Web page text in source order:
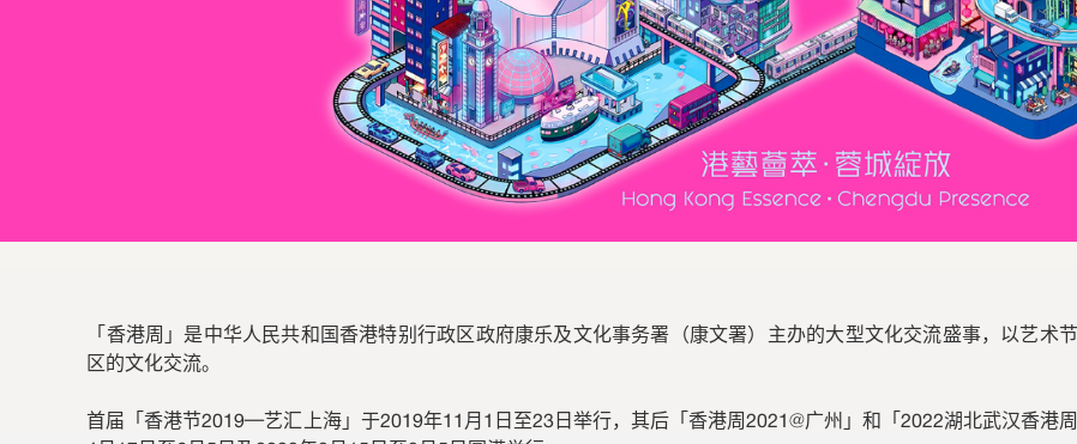
私隐政
「香港周」是中华人民共和国香港特别行政区政府康乐及文化事务署（康文署）主办的大型文化交流盛事，以艺术
区的文化交流。
首届「香港节2019─艺汇上海」于2019年11月1日至23日举行，其后「香港周2021@广州」和「2022湖北武汉香港